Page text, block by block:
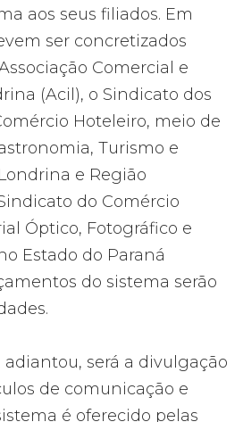
aos seus filiados. Em
ser concretizados
Comercial e
(Acil), o Sindicato dos
Hoteleiro, meio de
Turismo e
e Região
do Comércio
Óptico, Fotográfico e
Estado do Paraná
do sistema serão
adiantou, será a divulgação
de comunicação e
é oferecido pelas